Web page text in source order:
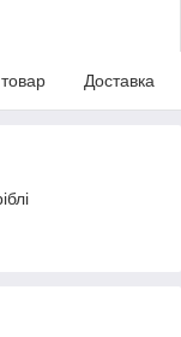
Доставка